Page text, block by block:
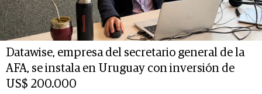
Datawise, empresa del secretario general de la
AFA, se instala en Uruguay con inversión de
US$ 200.000